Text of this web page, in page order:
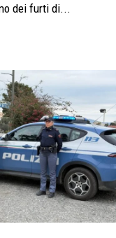
dei furti di...